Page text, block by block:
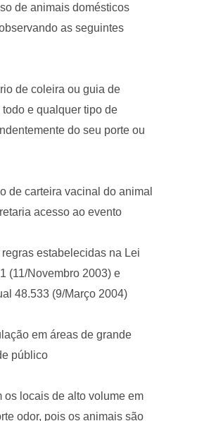
de animais domésticos
as seguintes
de coleira ou guia de
e qualquer tipo de
do seu porte ou
de carteira vacinal do animal
acesso ao evento
estabelecidas na Lei
(11/Novembro 2003) e
48.533 (9/Março 2004)
em áreas de grande
público
os locais de alto volume em
odor, pois os animais são